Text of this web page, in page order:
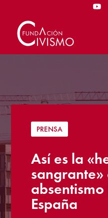
PRENSA
Así es la
sangrante»
España